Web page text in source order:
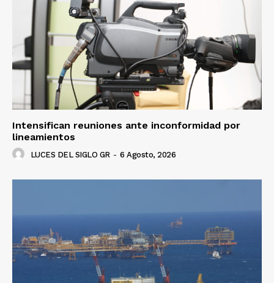
Luces
Del Siglo
Intensifican reuniones ante inconformidad por
lineamientos
LUCES DEL SIGLO GR - 6 Agosto, 2026